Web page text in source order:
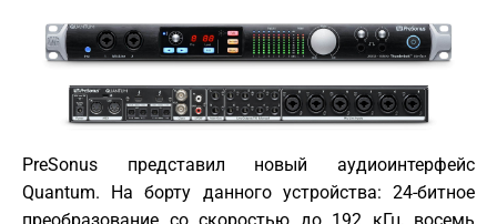
PreSonus представил новый аудиоинтерфейс
Quantum. На борту данного устройства: 24-битное